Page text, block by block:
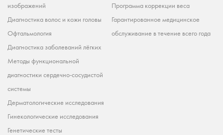
изображений
Диагностика волос и кожи головы
Офтальмология
Диагностика заболеваний лёгких
Методы функциональной
диагностики сердечно-сосудистой
системы
Дерматологические исследования
Гинекологические исследования
Генетические тесты
Программа коррекции веса
Гарантированное медицинское
обслуживание в течение всего года